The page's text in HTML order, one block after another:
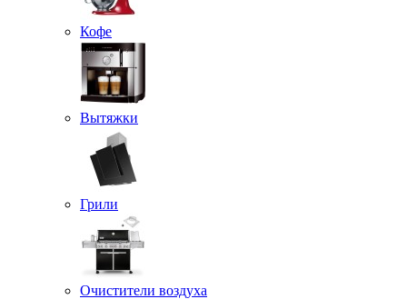
Кофе
Вытяжки
Грили
Очистители воздуха